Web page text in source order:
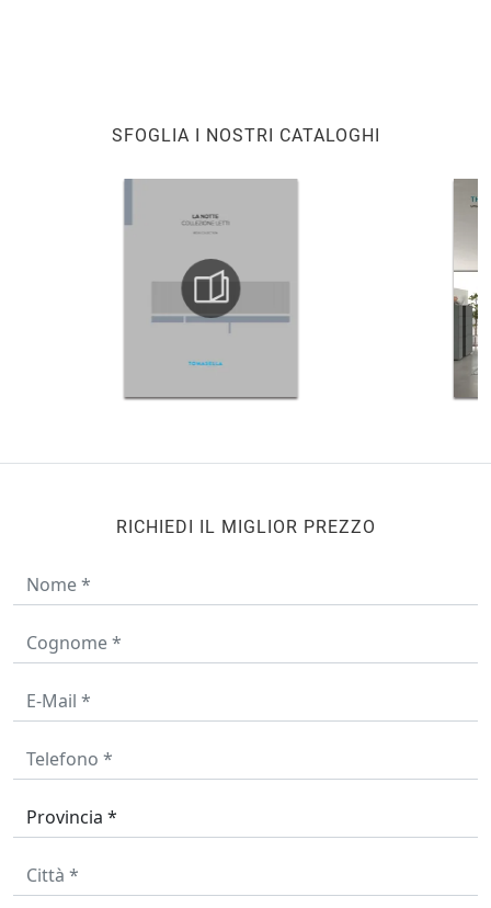
SFOGLIA I NOSTRI CATALOGHI
RICHIEDI IL MIGLIOR PREZZO